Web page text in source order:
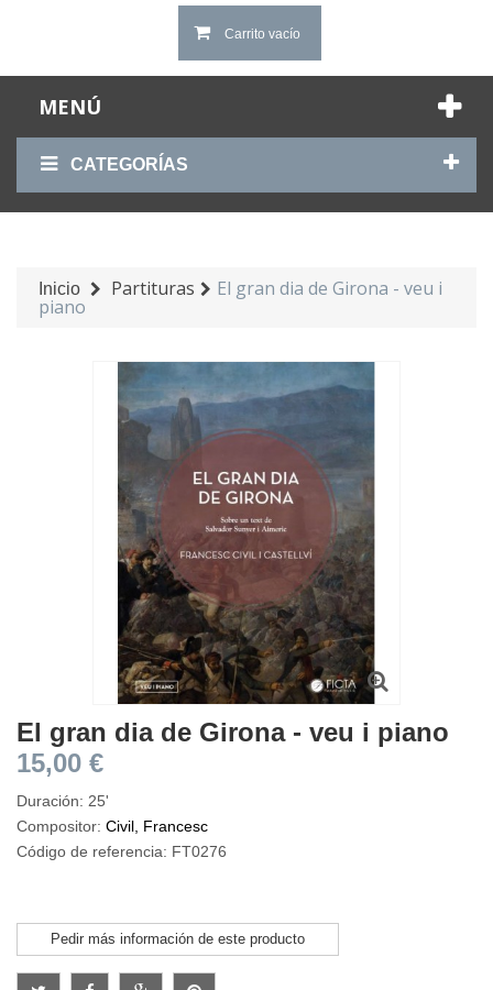
Carrito vacío
MENÚ
CATEGORÍAS
Inicio Partituras El gran dia de Girona - veu i
piano
El gran dia de Girona - veu i piano
15,00 €
Duración: 25'
Compositor: Civil, Francesc
Código de referencia: FT0276
Pedir más información de este producto